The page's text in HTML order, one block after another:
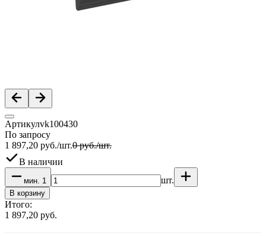
Артикулvk100430
По запросу
1 897,20 руб./шт.0 руб./шт.
В наличии
мин. 1 шт.
В корзину
Итого:
1 897,20 руб.